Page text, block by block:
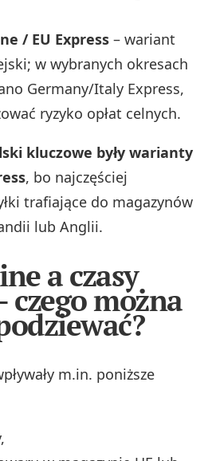
/ EU Express – wariant
w wybranych okresach
Germany/Italy Express,
ryzyko opłat celnych.
kluczowe były warianty
, bo najczęściej
trafiające do magazynów
lub Anglii.
a czasy
czego można
m.in. poniższe